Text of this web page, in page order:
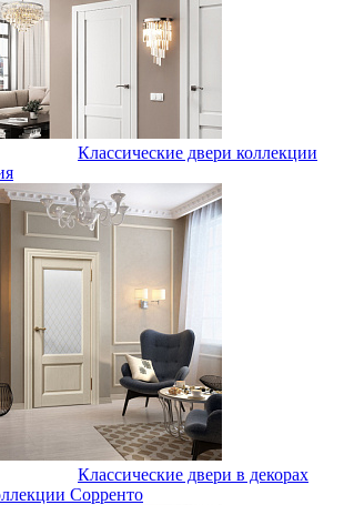
Классические двери коллекции
Классические двери в декорах
Сорренто